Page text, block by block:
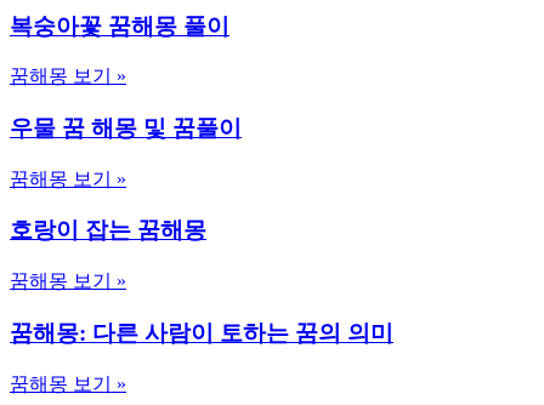
복숭아꽃 꿈해몽 풀이
꿈해몽 보기 »
우물 꿈 해몽 및 꿈풀이
꿈해몽 보기 »
호랑이 잡는 꿈해몽
꿈해몽 보기 »
꿈해몽: 다른 사람이 토하는 꿈의 의미
꿈해몽 보기 »